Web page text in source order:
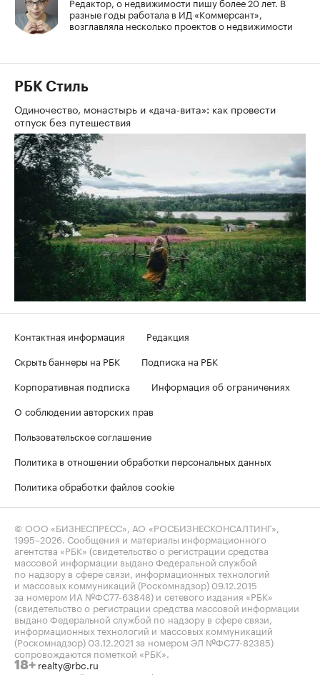
разные годы работала в ИД «Коммерсант»,
возглавляла несколько проектов о недвижимости
РБК Стиль
Одиночество, монастырь и «дача-вита»: как провести
отпуск без путешествия
Контактная информация
Редакция
Скрыть баннеры на РБК
Подписка на РБК
Корпоративная подписка
Информация об ограничениях
О соблюдении авторских прав
Пользовательское соглашение
Политика в отношении обработки персональных данных
Политика обработки файлов cookie
© ООО «БИЗНЕСПРЕСС», АО «РОСБИЗНЕСКОНСАЛТИНГ»,
1995–2026 . Сообщения и материалы информационного
агентства «РБК» (свидетельство о регистрации средства
массовой информации выдано Федеральной службой
по надзору в сфере связи, информационных технологий
и массовых коммуникаций (Роскомнадзор) 09.12.2015
за номером ИА №ФС77-63848) и сетевого издания «РБК»
(свидетельство о регистрации средства массовой информации
выдано Федеральной службой по надзору в сфере связи,
информационных технологий и массовых коммуникаций
(Роскомнадзор) 03.12.2021 за номером ЭЛ №ФС77-82385)
сопровождаются пометкой «РБК».
18+ realty@rbc.ru